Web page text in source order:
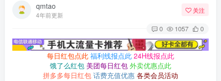
qmtao
4年前更新
关注
0 1057 0
每日红包点此 福利线报点此 24H线报点此
饿了么红包 美团每日红包 外卖优惠点此
拼多多每日红包 话费充值优惠 各类会员活动